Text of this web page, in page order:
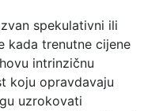
spekulativni ili
kada trenutne cijene
intrinzičnu
koju opravdavaju
uzrokovati